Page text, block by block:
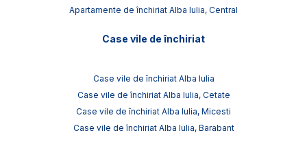
Apartamente de închiriat Alba Iulia, Central
Case vile de închiriat
Case vile de închiriat Alba Iulia
Case vile de închiriat Alba Iulia, Cetate
Case vile de închiriat Alba Iulia, Micesti
Case vile de închiriat Alba Iulia, Barabant